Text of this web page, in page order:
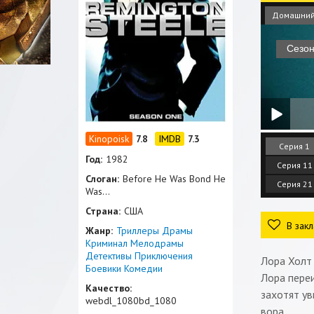
Домашний
Серия 1
Серия 11
Серия 21
В
Лора Холт
Лора
захотят
вора.
7.8
7.3
Год: 1982
Слоган: Before He Was Bond He
Was...
Страна: США
Жанр: Триллеры Драмы
Криминал Мелодрамы
Детективы Приключения
Боевики Комедии
Качество:
webdl_1080bd_1080